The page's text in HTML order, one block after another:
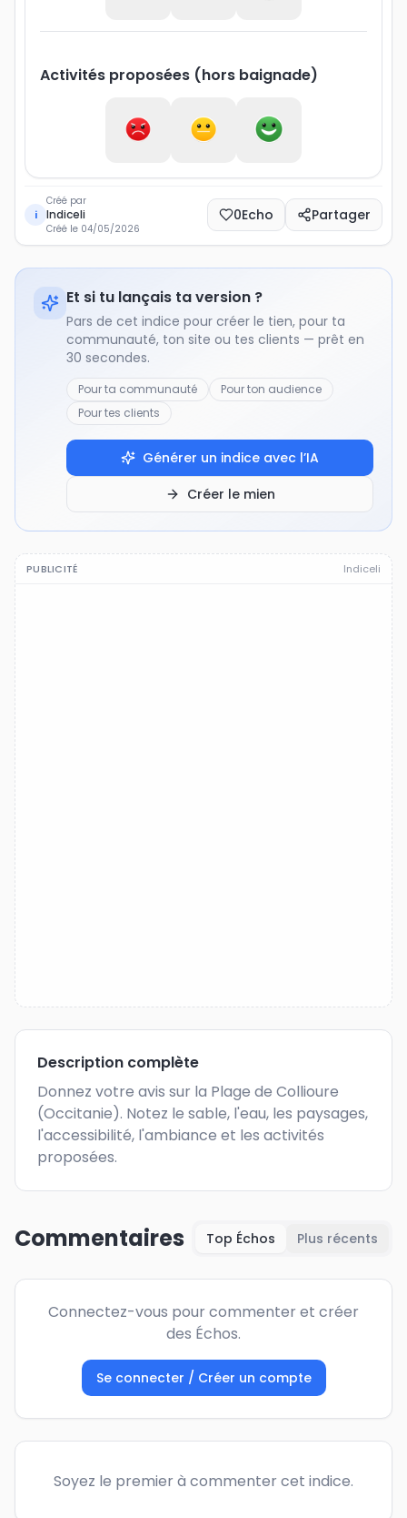
Activités proposées (hors baignade)
i
Créé par
Indiceli
Créé le 04/05/2026
0Echo Partager
Et si tu lançais ta version ?
Pars de cet indice pour créer le tien, pour ta
communauté, ton site ou tes clients — prêt en
30 secondes.
Pour ta communauté
Pour ton audience
Pour tes clients
Générer un indice avec l’IA
Créer le mien
PUBLICITÉ Indiceli
Description complète
Donnez votre avis sur la Plage de Collioure
(Occitanie). Notez le sable, l'eau, les paysages,
l'accessibilité, l'ambiance et les activités
proposées.
Commentaires Top Échos Plus récents
Connectez-vous pour commenter et créer
des Échos.
Se connecter / Créer un compte
Soyez le premier à commenter cet indice.